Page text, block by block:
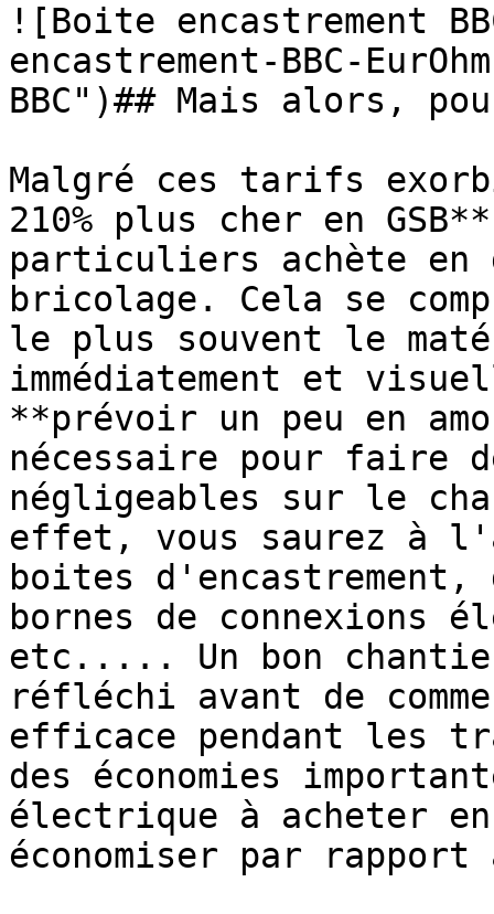
![Boite encastrement
encastrement-BBC-
BBC")## Mais alors,
Malgré ces tarifs
210% plus cher en
particuliers achète en
bricolage. Cela se
le plus souvent le
immédiatement et
**prévoir un peu en
nécessaire pour faire
négligeables sur le
effet, vous saurez à
boites
bornes de connexions
etc..... Un bon
réfléchi avant de
efficace pendant les
des économies
électrique à acheter
économiser par